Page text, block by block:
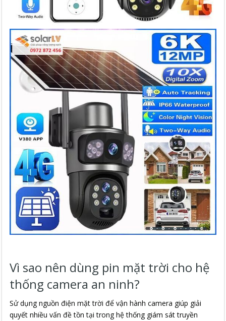
Vì sao nên dùng pin mặt trời cho hệ
thống camera an ninh?
Sử dụng nguồn điện mặt trời để vận hành camera giúp giải
quyết nhiều vấn đề tồn tại trong hệ thống giám sát truyền